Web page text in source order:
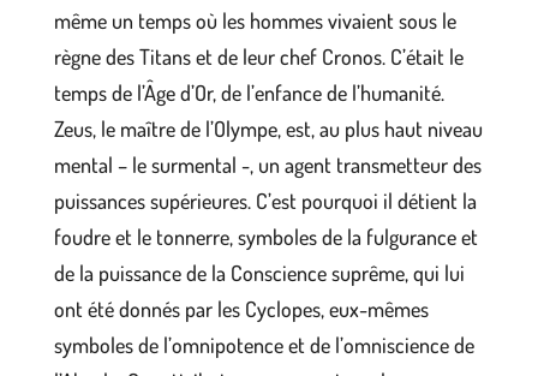
même un temps où les hommes vivaient sous le
règne des Titans et de leur chef Cronos. C’était le
temps de l’Âge d’Or, de l’enfance de l’humanité.
Zeus, le maître de l’Olympe, est, au plus haut niveau
mental – le surmental -, un agent transmetteur des
puissances supérieures. C’est pourquoi il détient la
foudre et le tonnerre, symboles de la fulgurance et
de la puissance de la Conscience suprême, qui lui
ont été donnés par les Cyclopes, eux-mêmes
symboles de l’omnipotence et de l’omniscience de